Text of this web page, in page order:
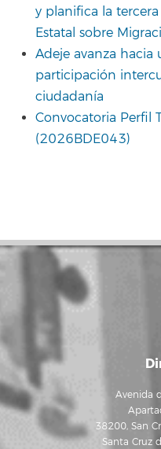
y planifica la
Estatal sobre
Adeje avanza
participación
ciudadanía
Convocatoria Perfil
(2026BDE043)
Avenida
38200, San
Santa Cruz